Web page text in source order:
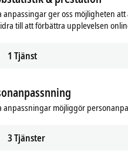
anpassingar ger oss möjligheten
till att förbättra upplevelsen
1 Tjänst
anpassningar möjliggör
3Tjänster